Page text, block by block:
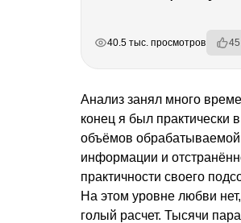
40.5 тыс. просмотров 45
Анализ занял много
конец я был практически
объёмов обрабатываемой
информации и
практичности своего
На этом уровне любви
голый расчет. Тысячи